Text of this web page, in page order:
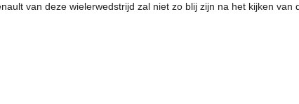
van deze wielerwedstrijd zal niet zo blij zijn na het kijken van